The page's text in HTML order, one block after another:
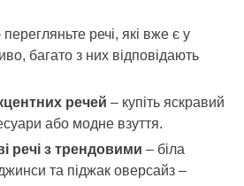
перегляньте речі, які вже є у
багато з них відповідають
речей – купіть яскравий
або модне взуття.
речі з трендовими – біла
та піджак оверсайз –